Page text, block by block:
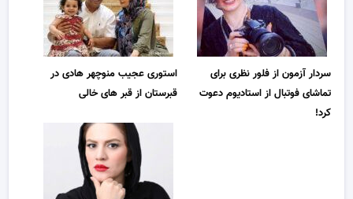
سردار آزمون از فلور نظری برای
تماشای فوتبال از استادیوم دعوت
کرد!
استوری عجیب منوچهر هادی در
قبرستان از قبر های خالی